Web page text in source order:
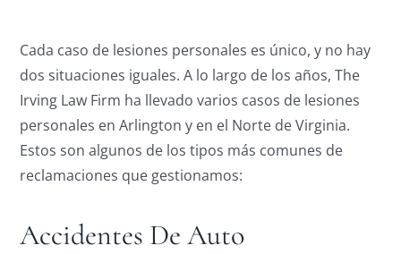
Cada caso de lesiones personales es único, y no hay
dos situaciones iguales. A lo largo de los años, The
Irving Law Firm ha llevado varios casos de lesiones
personales en Arlington y en el Norte de Virginia.
Estos son algunos de los tipos más comunes de
reclamaciones que gestionamos:
Accidentes De Auto